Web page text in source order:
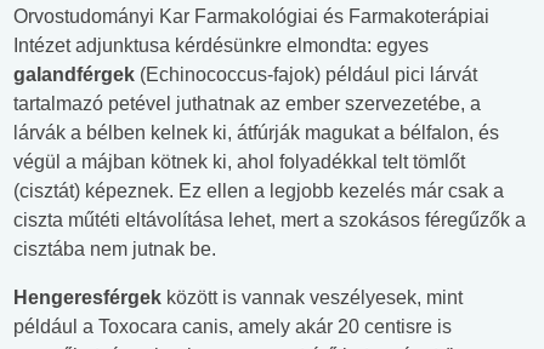
Orvostudományi Kar Farmakológiai és Farmakoterápiai
Intézet adjunktusa kérdésünkre elmondta: egyes
galandférgek (Echinococcus-fajok) például pici lárvát
tartalmazó petével juthatnak az ember szervezetébe, a
lárvák a bélben kelnek ki, átfúrják magukat a bélfalon, és
végül a májban kötnek ki, ahol folyadékkal telt tömlőt
(cisztát) képeznek. Ez ellen a legjobb kezelés már csak a
ciszta műtéti eltávolítása lehet, mert a szokásos féregűzők a
cisztába nem jutnak be.
Hengeresférgek között is vannak veszélyesek, mint
például a Toxocara canis, amely akár 20 centisre is